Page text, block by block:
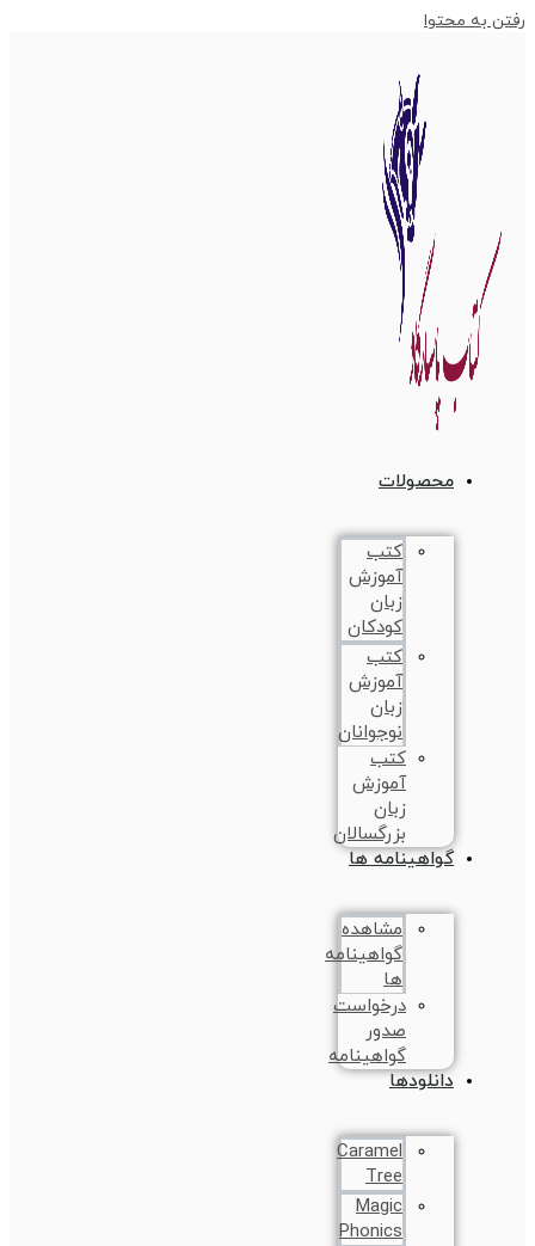
رفتن به محتوا
محصولات
کتب
آموزش
زبان
کودکان
کتب
آموزش
زبان
نوجوانان
کتب
آموزش
زبان
بزرگسالان
گواهینامه ها
مشاهده
گواهینامه
ها
درخواست
صدور
گواهینامه
دانلودها
Caramel
Tree
Magic
Phonics